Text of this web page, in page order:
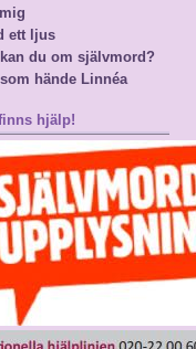
ett ljus
du om självmord?
hände Linnéa
hjälp!